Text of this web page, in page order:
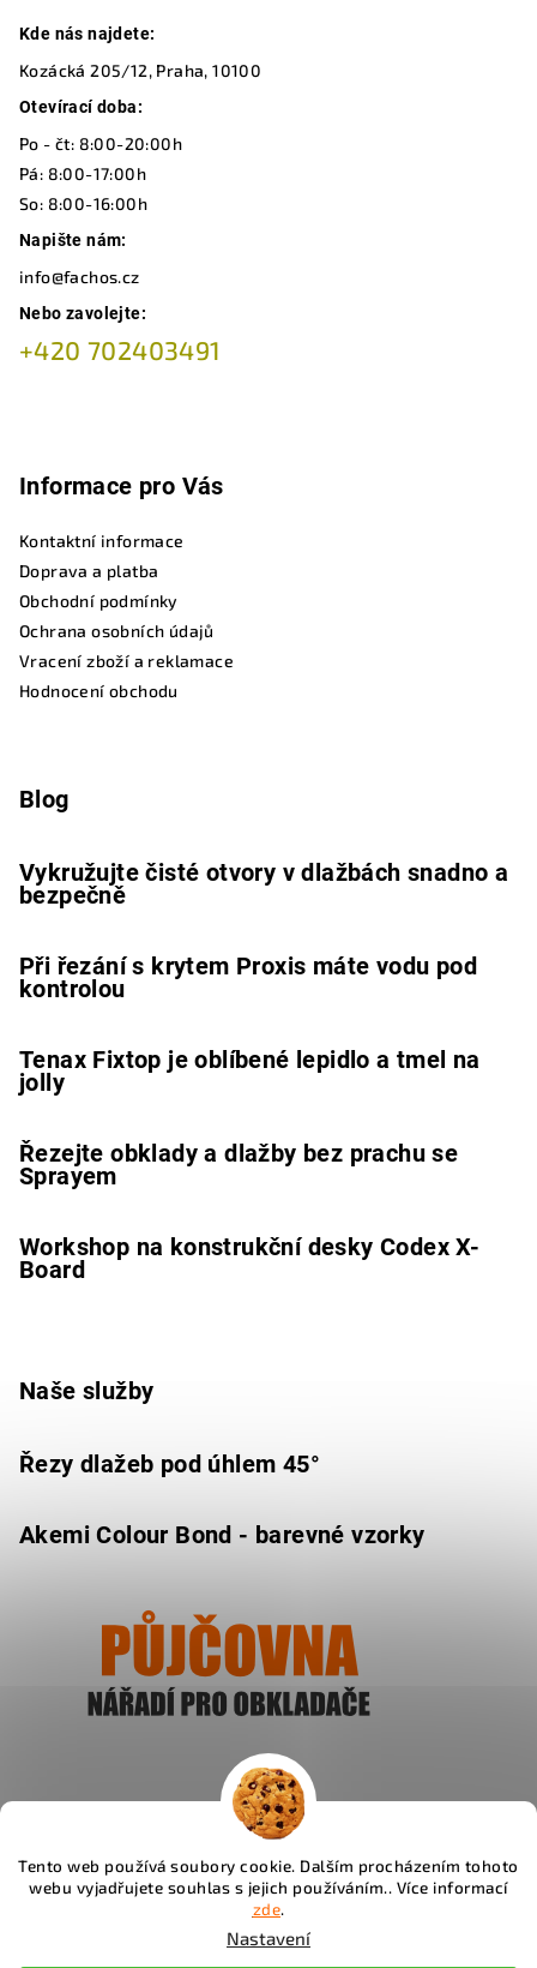
Tento web používá soubory cookie. Dalším procházením tohoto
webu vyjadřujete souhlas s jejich používáním.. Více informací
zde.
Nastavení
Kde nás najdete:
Kozácká 205/12, Praha, 10100
Otevírací doba:
Po - čt: 8:00-20:00h
Pá: 8:00-17:00h
So: 8:00-16:00h
Napište nám:
info@fachos.cz
Nebo zavolejte:
+420 702403491
Informace pro Vás
Kontaktní informace
Doprava a platba
Obchodní podmínky
Ochrana osobních údajů
Vracení zboží a reklamace
Hodnocení obchodu
Blog
Vykružujte čisté otvory v dlažbách snadno a
bezpečně
Při řezání s krytem Proxis máte vodu pod
kontrolou
Tenax Fixtop je oblíbené lepidlo a tmel na
jolly
Řezejte obklady a dlažby bez prachu se
Sprayem
Workshop na konstrukční desky Codex X-
Board
Naše služby
Řezy dlažeb pod úhlem 45°
Akemi Colour Bond - barevné vzorky
Ukázat
Instagram